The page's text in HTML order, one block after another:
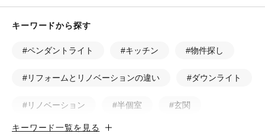
キーワードから探す
#ペンダントライト #キッチン #物件探し
#リフォームとリノベーションの違い #ダウンライト
#リノベーション #半個室 #玄関
#小上がり #ホテルライク
キーワード一覧を見る